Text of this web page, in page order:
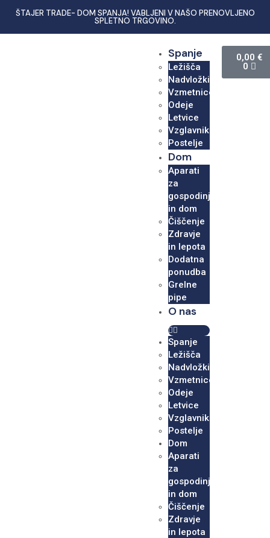
ŠTAJER TRADE- DOM SPANJA! VABLJENI V NAŠO PRENOVLJENO
SPLETNO TRGOVINO.
Spanje
Ležišča
Nadvložki
Vzmetnice
Odeje
Letvice
Vzglavniki
Postelje
Dom
Aparati
za
gospodinjstvo
in dom
Čiščenje
Zdravje
in lepota
Dodatna
ponudba
Grelne
pipe
O nas
Spanje
Ležišča
Nadvložki
Vzmetnice
Odeje
Letvice
Vzglavniki
Postelje
Dom
Aparati
za
gospodinjstvo
in dom
Čiščenje
Zdravje
in lepota
0,00€
0